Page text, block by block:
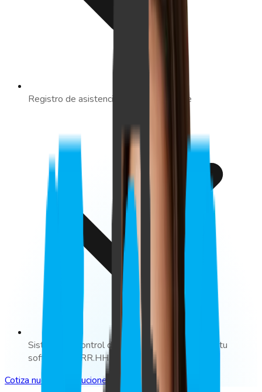
Registro de asistencia laboral en la nube
Sistema de control de asistencia integrado con tu
software de RR.HH
Cotiza nuestras soluciones